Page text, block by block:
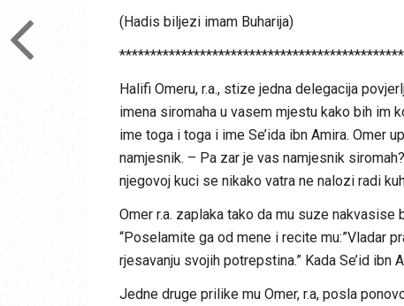
(Hadis biljezi imam Buharija)
Halifi Omeru, r.a., stize jedna delegacija
imena siromaha u vasem mjestu kako bih im
ime toga i toga i ime Se’ida ibn Amira. Omer
namjesnik. – Pa zar je vas namjesnik
njegovoj kuci se nikako vatra ne nalozi radi
Omer r.a. zaplaka tako da mu suze nakvasise
“Poselamite ga od mene i recite mu:”Vladar
rjesavanju svojih potrepstina.” Kada Se’id ibn
Jedne druge prilike mu Omer, r.a, posla